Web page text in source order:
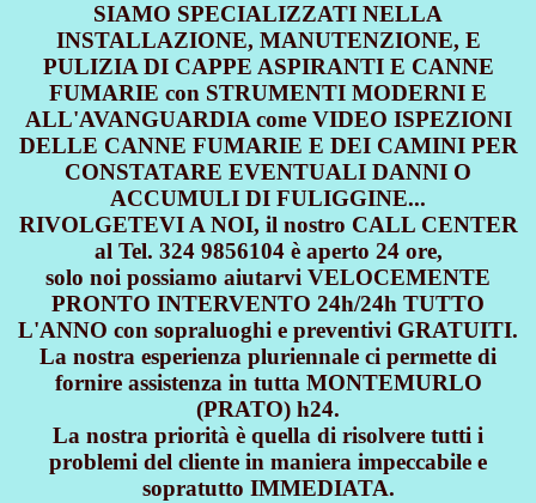
SIAMO SPECIALIZZATI NELLA
INSTALLAZIONE, MANUTENZIONE, E
PULIZIA DI CAPPE ASPIRANTI E CANNE
FUMARIE con STRUMENTI MODERNI E
ALL'AVANGUARDIA come VIDEO ISPEZIONI
DELLE CANNE FUMARIE E DEI CAMINI PER
CONSTATARE EVENTUALI DANNI O
ACCUMULI DI FULIGGINE...
RIVOLGETEVI A NOI, il nostro CALL CENTER
al Tel. 324 9856104 è aperto 24 ore,
solo noi possiamo aiutarvi VELOCEMENTE
PRONTO INTERVENTO 24h/24h TUTTO
L'ANNO con sopraluoghi e preventivi GRATUITI.
La nostra esperienza pluriennale ci permette di
fornire assistenza in tutta MONTEMURLO
(PRATO) h24.
La nostra priorità è quella di risolvere tutti i
problemi del cliente in maniera impeccabile e
sopratutto IMMEDIATA.